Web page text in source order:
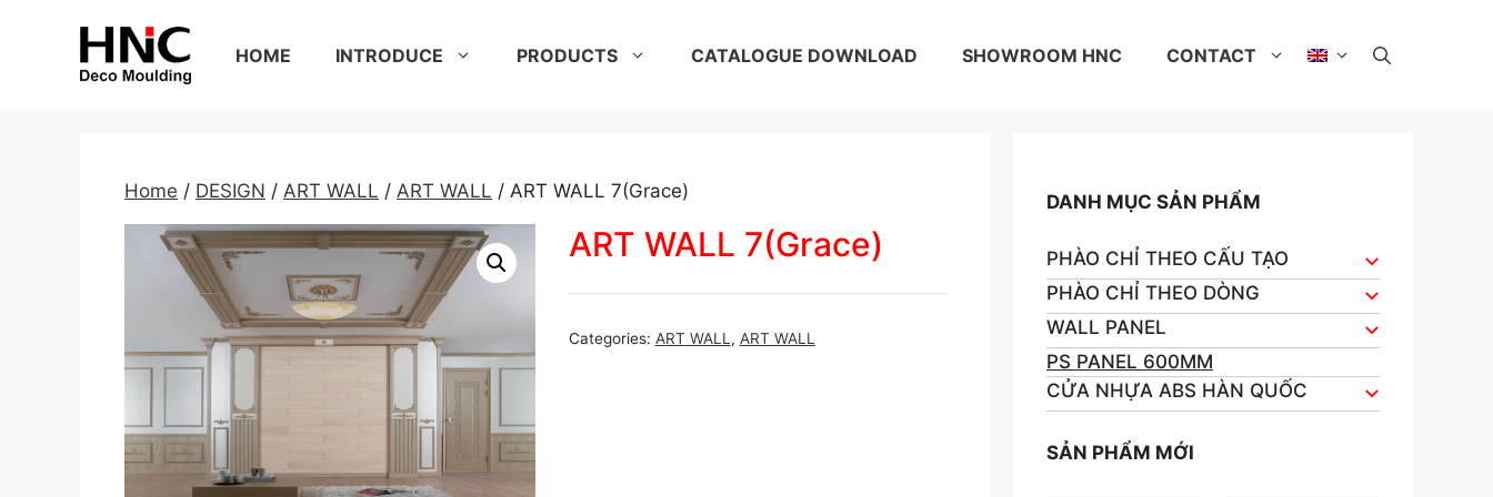
HOME INTRODUCE PRODUCTS CATALOGUE DOWNLOAD SHOWROOM HNC CONTACT
Home / DESIGN / ART WALL / ART WALL / ART WALL 7(Grace)
ART WALL 7(Grace)
Categories: ART WALL , ART WALL
DANH MỤC SẢN PHẨM
PHÀO CHỈ THEO CẤU TẠO
PHÀO CHỈ THEO DÒNG
WALL PANEL
PS PANEL 600MM
CỬA NHỰA ABS HÀN QUỐC
SẢN PHẨM MỚI